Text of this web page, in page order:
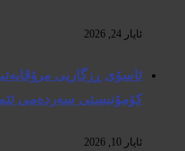
ئایار 24, 2026
ئاسۆی ڕزگاریی
کۆمۆنیستی سەردەمی
ئایار 10, 2026